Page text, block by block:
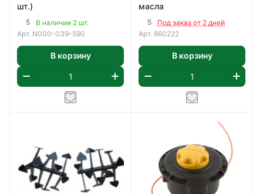
шт.)
5
В наличии 2 шт.
Арт. N000-039-590
В корзину
масла
5
Под заказ от 2 дней
Арт. 860222
В корзину